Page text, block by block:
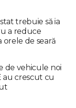
trebuie să ia
a reduce
de seară
de vehicule noi
au crescut cu